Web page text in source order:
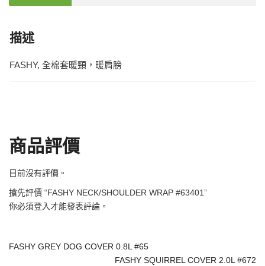
描述
FASHY, 全棉套暖頸，暖肩膀
商品評價
目前沒有評價。
搶先評價 “FASHY NECK/SHOULDER WRAP #63401”
你必須登入才能發表評論。
FASHY GREY DOG COVER 0.8L #65
FASHY SQUIRREL COVER 2.0L #672